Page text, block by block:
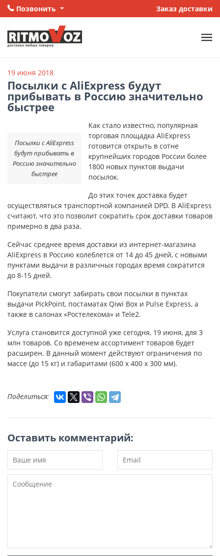
Позвонить Заказ доставки
19 июня 2018
Посылки с AliExpress будут
прибывать в Россию значительно
быстрее
Посылки с AliExpress
будут прибывать в
Россию значительно
быстрее
Как стало известно, популярная
торговая площадка AliExpress
готовится открыть в сотне
крупнейших городов России более
1800 новых пунктов выдачи
посылок.
До этих точек доставка будет
осуществляться транспортной компанией DPD. В AliExpress
считают, что это позволит сократить срок доставки товаров
примерно в два раза.
Сейчас среднее время доставки из интернет-магазина
AliExpress в Россию колеблется от 14 до 45 дней, с новыми
пунктами выдачи в различных городах время сократится
до 8-15 дней.
Покупатели смогут забирать свои посылки в пунктах
выдачи PickPoint, постаматах Qiwi Box и Pulse Express, а
также в салонах «Ростелекома» и Tele2.
Услуга становится доступной уже сегодня, 19 июня, для 3
млн товаров. Со временем ассортимент товаров будет
расширен. В данный момент действуют ограничения по
массе (до 15 кг) и габаритами (600 х 400 х 300 мм).
Поделиться:
Оставить комментарий: